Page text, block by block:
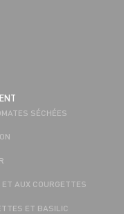
SÉCHÉES
AUX COURGETTES
ET BASILIC